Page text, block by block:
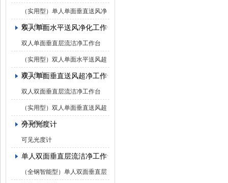
（实用型）单人单面垂直送风净
化工作台
双人单面水平送风净化工作台
双人单面垂直层流洁净工作台
（实用型）双人单面水平送风超
净工作台
双人单面垂直送风超净工作台
双人双面垂直层流洁净工作台
（实用型）双人单面垂直送风超
净工作台
分光光度计
可见光度计
单人双面垂直层流洁净工作台
（全钢智能型）单人双面垂直层